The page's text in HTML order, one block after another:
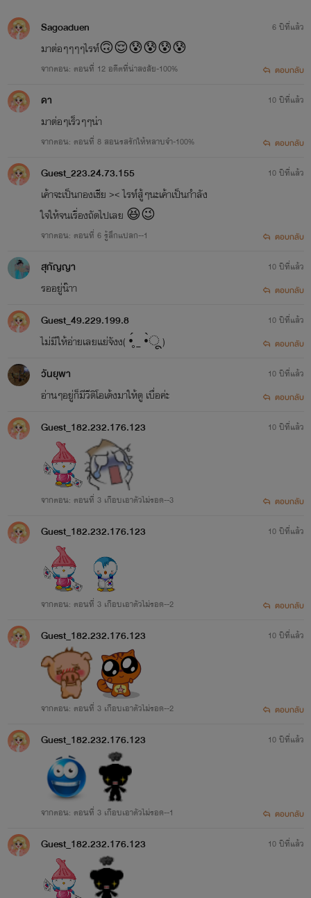
Sagoaduen
มาต่อๆๆๆๆไรท์🙃😌😰😰😰😰
จากตอน: ตอนที่ 12 อดีตที่น่าสงสัย-100%
6 ปีที่แล้ว
ตอบกลับ
ดา
มาต่อๆเร็วๆๆน่า
จากตอน: ตอนที่ 8 สอนรสรักให้หลาบจำ-100%
10 ปีที่แล้ว
ตอบกลับ
Guest_223.24.73.155
เค้าจะเป็นกองเชีย >< ไรท์สู้ๆนะเค้าเป็นกำลัง
ใจให้จนเรื่องถัดไปเลย 😆😉
จากตอน: ตอนที่ 6 รู้สึกแปลก--1
10 ปีที่แล้ว
ตอบกลับ
สุกัญญา
รออยู่น๊าา
10 ปีที่แล้ว
ตอบกลับ
Guest_49.229.199.8
ไม่มีให้อ่ายเลยแย่จังง( •̥́ ˍ •̀ू )
10 ปีที่แล้ว
ตอบกลับ
วันยุพา
อ่านๆอยู่ก็มีวีดิโอเด้งมาให้ดู เบื่อค่ะ
10 ปีที่แล้ว
ตอบกลับ
Guest_182.232.176.123
จากตอน: ตอนที่ 3 เกือบเอาตัวไม่รอด--3
10 ปีที่แล้ว
ตอบกลับ
Guest_182.232.176.123
จากตอน: ตอนที่ 3 เกือบเอาตัวไม่รอด--2
10 ปีที่แล้ว
ตอบกลับ
Guest_182.232.176.123
จากตอน: ตอนที่ 3 เกือบเอาตัวไม่รอด--2
10 ปีที่แล้ว
ตอบกลับ
Guest_182.232.176.123
จากตอน: ตอนที่ 3 เกือบเอาตัวไม่รอด--1
10 ปีที่แล้ว
ตอบกลับ
Guest_182.232.176.123 10 ปีที่แล้ว